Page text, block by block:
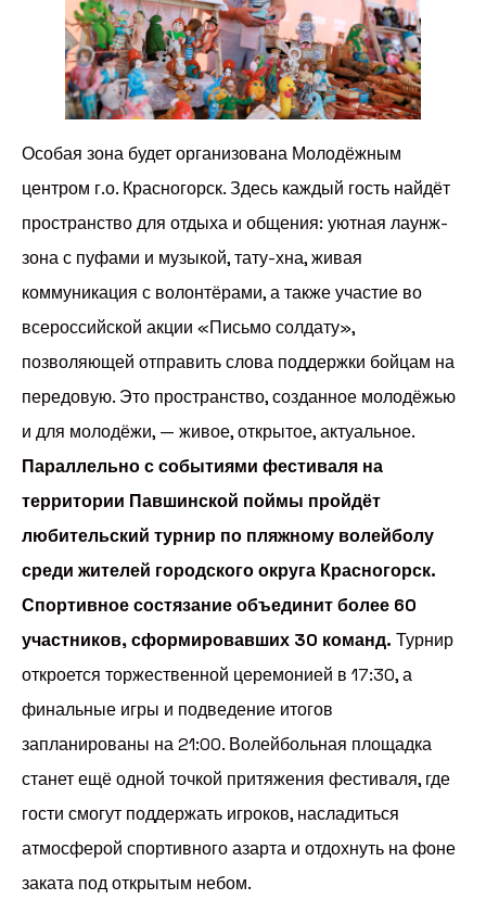
Особая зона будет организована Молодёжным
центром г.о. Красногорск. Здесь каждый гость найдёт
пространство для отдыха и общения: уютная лаунж-
зона с пуфами и музыкой, тату-хна, живая
коммуникация с волонтёрами, а также участие во
всероссийской акции «Письмо солдату»,
позволяющей отправить слова поддержки бойцам на
передовую. Это пространство, созданное молодёжью
и для молодёжи, — живое, открытое, актуальное.
Параллельно с событиями фестиваля на
территории Павшинской поймы пройдёт
любительский турнир по пляжному волейболу
среди жителей городского округа Красногорск.
Спортивное состязание объединит более 60
участников, сформировавших 30 команд. Турнир
откроется торжественной церемонией в 17:30, а
финальные игры и подведение итогов
запланированы на 21:00. Волейбольная площадка
станет ещё одной точкой притяжения фестиваля, где
гости смогут поддержать игроков, насладиться
атмосферой спортивного азарта и отдохнуть на фоне
заката под открытым небом.